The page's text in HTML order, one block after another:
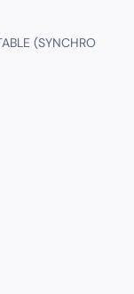
(SYNCHRO